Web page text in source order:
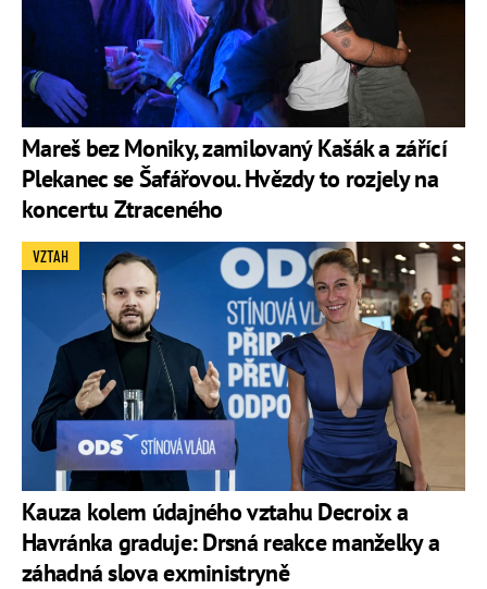
Mareš bez Moniky, zamilovaný Kašák a zářící
Plekanec se Šafářovou. Hvězdy to rozjely na
koncertu Ztraceného
Kauza kolem údajného vztahu Decroix a
Havránka graduje: Drsná reakce manželky a
záhadná slova exministryně
VZTAH